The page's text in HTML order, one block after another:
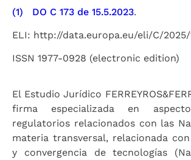
(1) DO C 173 de 15.5.2023.
ELI: http://data.europa.eu/eli/C/
ISSN 1977-0928 (electronic edition)
El Estudio Jurídico
firma especializada en
regulatorios relacionados con las
materia transversal, relacionada
y convergencia de tecnologías